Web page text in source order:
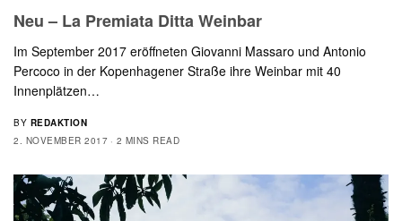
Neu – La Premiata Ditta Weinbar
Im September 2017 eröffneten Giovanni Massaro und Antonio
Percoco in der Kopenhagener Straße ihre Weinbar mit 40
Innenplätzen…
BY REDAKTION
2. NOVEMBER 2017
2 MINS READ